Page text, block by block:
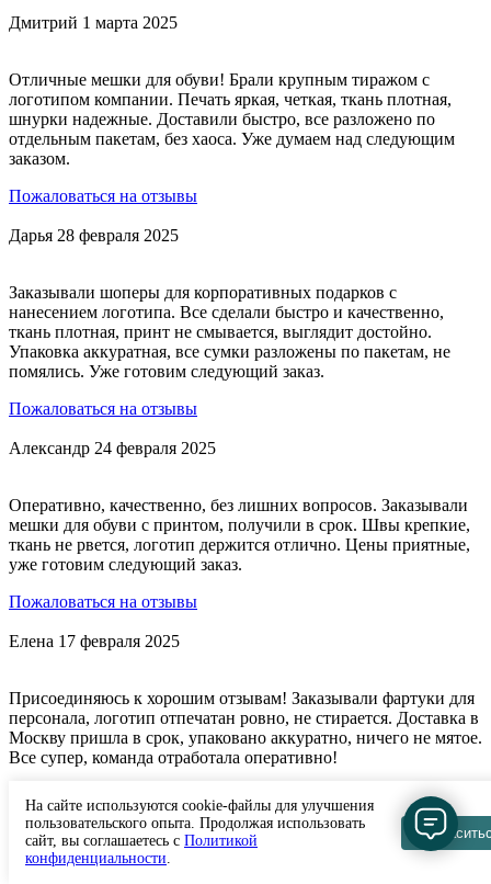
Дмитрий 1 марта 2025
Отличные мешки для обуви! Брали крупным тиражом с
логотипом компании. Печать яркая, четкая, ткань плотная,
шнурки надежные. Доставили быстро, все разложено по
отдельным пакетам, без хаоса. Уже думаем над следующим
заказом.
Пожаловаться на отзывы
Дарья 28 февраля 2025
Заказывали шоперы для корпоративных подарков с
нанесением логотипа. Все сделали быстро и качественно,
ткань плотная, принт не смывается, выглядит достойно.
Упаковка аккуратная, все сумки разложены по пакетам, не
помялись. Уже готовим следующий заказ.
Пожаловаться на отзывы
Александр 24 февраля 2025
Оперативно, качественно, без лишних вопросов. Заказывали
мешки для обуви с принтом, получили в срок. Швы крепкие,
ткань не рвется, логотип держится отлично. Цены приятные,
уже готовим следующий заказ.
Пожаловаться на отзывы
Елена 17 февраля 2025
Присоединяюсь к хорошим отзывам! Заказывали фартуки для
персонала, логотип отпечатан ровно, не стирается. Доставка в
Москву пришла в срок, упаковано аккуратно, ничего не мятое.
Все супер, команда отработала оперативно!
Мария 05 февраля 2025
На сайте используются cookie-файлы для улучшения
пользовательского опыта. Продолжая использовать
сайт, вы соглашаетесь с Политикой
конфиденциальности.